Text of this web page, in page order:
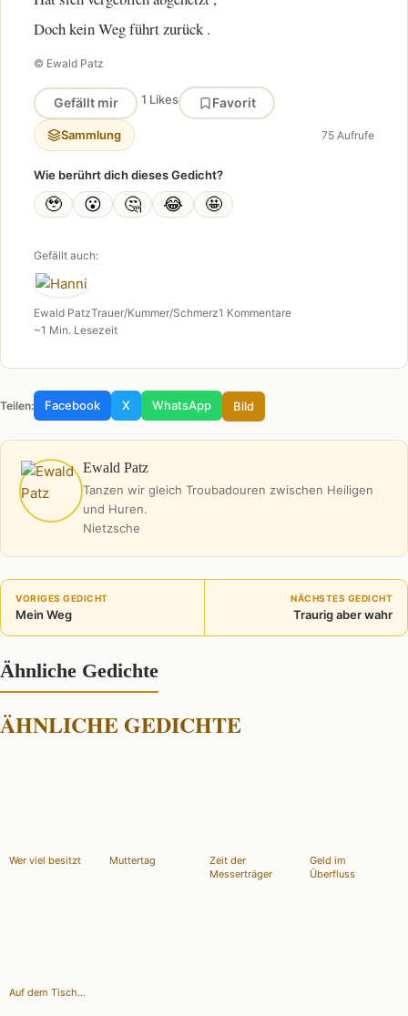
Doch kein Weg führt zurück .
© Ewald Patz
Gefällt mir 1 Likes Favorit
Sammlung 75 Aufrufe
Wie berührt dich dieses Gedicht?
🥹 😮 🤔 😂 🤩
Gefällt auch:
Ewald PatzTrauer/Kummer/Schmerz1 Kommentare
~1 Min. Lesezeit
Teilen: Facebook X WhatsApp Bild
Ewald Patz
Tanzen wir gleich Troubadouren zwischen Heiligen
und Huren.
Nietzsche
VORIGES GEDICHT
Mein Weg
NÄCHSTES GEDICHT
Traurig aber wahr
Ähnliche Gedichte
ÄHNLICHE GEDICHTE
Wer viel besitzt Muttertag
Zeit der
Messerträger
Geld im
Überfluss
Auf dem Tisch...